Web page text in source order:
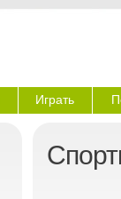
Играть